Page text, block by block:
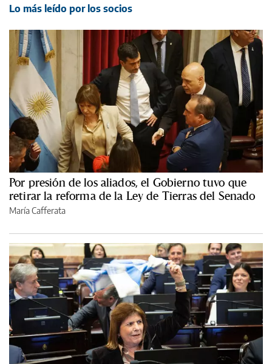
Lo más leído por los socios
Por presión de los aliados, el Gobierno tuvo que
retirar la reforma de la Ley de Tierras del Senado
María Cafferata